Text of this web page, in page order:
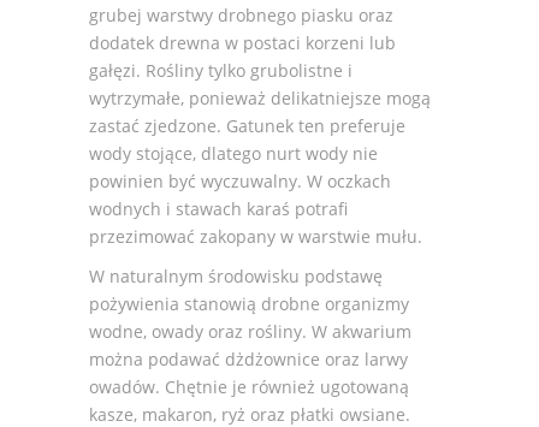
grubej warstwy drobnego piasku oraz
dodatek drewna w postaci korzeni lub
gałęzi. Rośliny tylko grubolistne i
wytrzymałe, ponieważ delikatniejsze mogą
zastać zjedzone. Gatunek ten preferuje
wody stojące, dlatego nurt wody nie
powinien być wyczuwalny. W oczkach
wodnych i stawach karaś potrafi
przezimować zakopany w warstwie mułu.
W naturalnym środowisku podstawę
pożywienia stanowią drobne organizmy
wodne, owady oraz rośliny. W akwarium
można podawać dżdżownice oraz larwy
owadów. Chętnie je również ugotowaną
kasze, makaron, ryż oraz płatki owsiane.